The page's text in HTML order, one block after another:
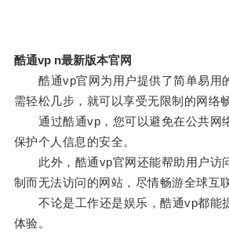
酷通vp n最新版本官网
酷通vp官网为用户提供了简单易用
需轻松几步，就可以享受无限制的网络
通过酷通vp，您可以避免在公共网
保护个人信息的安全。
此外，酷通vp官网还能帮助用户访
制而无法访问的网站，尽情畅游全球互
不论是工作还是娱乐，酷通vp都能
体验。